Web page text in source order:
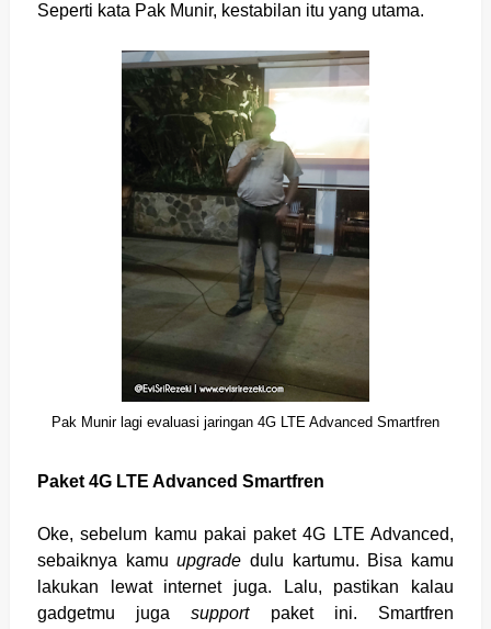
Seperti kata Pak Munir, kestabilan itu yang utama.
Pak Munir lagi evaluasi jaringan 4G LTE Advanced Smartfren
Paket 4G LTE Advanced Smartfren
Oke, sebelum kamu pakai paket 4G LTE Advanced,
sebaiknya kamuupgrade dulu kartumu. Bisa kamu
lakukan lewat internet juga. Lalu, pastikan kalau
gadgetmu jugasupportpaket ini. Smartfren